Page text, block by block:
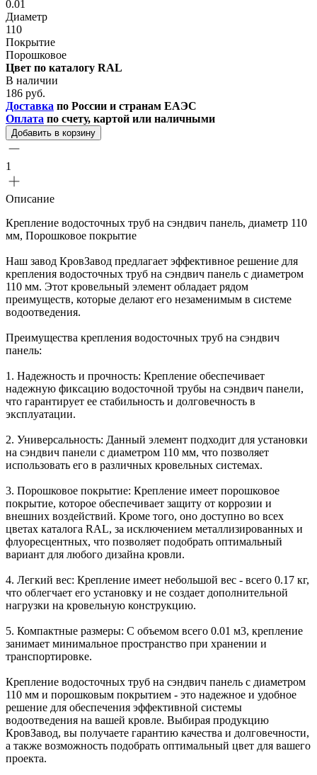
0.01
Диаметр
110
Покрытие
Порошковое
Цвет по каталогу RAL
В наличии
186 руб.
Доставка по России и странам ЕАЭС
Оплата по счету, картой или наличными
Добавить в корзину
1
Описание
Крепление водосточных труб на сэндвич панель, диаметр 110
мм, Порошковое покрытие
Наш завод КровЗавод предлагает эффективное решение для
крепления водосточных труб на сэндвич панель с диаметром
110 мм. Этот кровельный элемент обладает рядом
преимуществ, которые делают его незаменимым в системе
водоотведения.
Преимущества крепления водосточных труб на сэндвич
панель:
1. Надежность и прочность: Крепление обеспечивает
надежную фиксацию водосточной трубы на сэндвич панели,
что гарантирует ее стабильность и долговечность в
эксплуатации.
2. Универсальность: Данный элемент подходит для установки
на сэндвич панели с диаметром 110 мм, что позволяет
использовать его в различных кровельных системах.
3. Порошковое покрытие: Крепление имеет порошковое
покрытие, которое обеспечивает защиту от коррозии и
внешних воздействий. Кроме того, оно доступно во всех
цветах каталога RAL, за исключением металлизированных и
флуоресцентных, что позволяет подобрать оптимальный
вариант для любого дизайна кровли.
4. Легкий вес: Крепление имеет небольшой вес - всего 0.17 кг,
что облегчает его установку и не создает дополнительной
нагрузки на кровельную конструкцию.
5. Компактные размеры: С объемом всего 0.01 м3, крепление
занимает минимальное пространство при хранении и
транспортировке.
Крепление водосточных труб на сэндвич панель с диаметром
110 мм и порошковым покрытием - это надежное и удобное
решение для обеспечения эффективной системы
водоотведения на вашей кровле. Выбирая продукцию
КровЗавод, вы получаете гарантию качества и долговечности,
а также возможность подобрать оптимальный цвет для вашего
проекта.